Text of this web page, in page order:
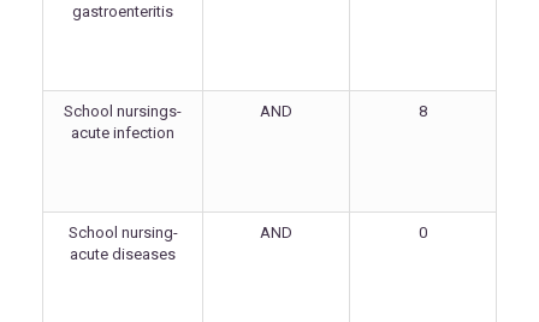
gastroenteritis
School nursings-
acute infection
AND 8
School nursing-
acute diseases
AND 0